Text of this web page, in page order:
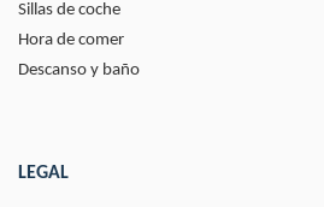
Sillas de coche
Hora de comer
Descanso y baño
LEGAL